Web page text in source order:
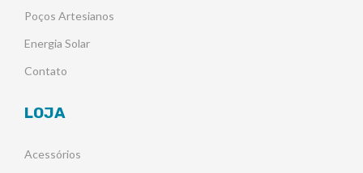
Poços Artesianos
Energia Solar
Contato
LOJA
Acessórios